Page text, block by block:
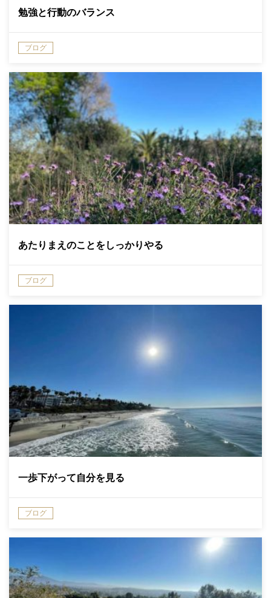
勉強と行動のバランス
ブログ
あたりまえのことをしっかりやる
ブログ
一歩下がって自分を見る
ブログ